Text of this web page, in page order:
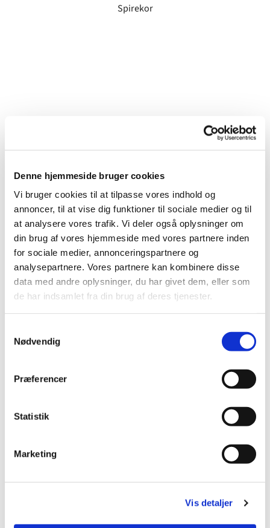
Denne hjemmeside bruger cookies
Vi bruger cookies til at tilpasse vores indhold og
annoncer, til at vise dig funktioner til sociale medier og til
at analysere vores trafik. Vi deler også oplysninger om
din brug af vores hjemmeside med vores partnere inden
for sociale medier, annonceringspartnere og
analysepartnere. Vores partnere kan kombinere disse
data med andre oplysninger, du har givet dem, eller som
de har indsamlet fra din brug af deres tjenester.
Nødvendig
Præferencer
Statistik
Marketing
Vis detaljer
Spirekor
Du vil måske også kunne lide...